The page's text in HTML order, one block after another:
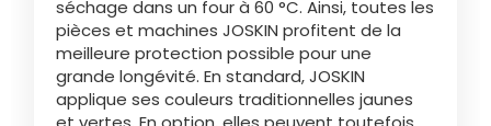
رسید ن
séchage dans un four à 60 °C. Ainsi, toutes les
pièces et machines JOSKIN profitent de la
meilleure protection possible pour une
grande longévité. En standard, JOSKIN
applique ses couleurs traditionnelles jaunes